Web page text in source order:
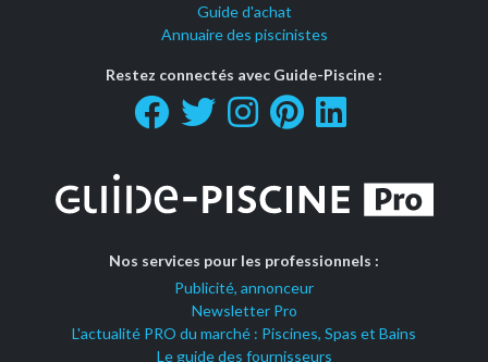
Guide d'achat
Annuaire des piscinistes
Restez connectés avec Guide-Piscine :
Nos services pour les professionnels :
Publicité, annonceur
Newsletter Pro
L'actualité PRO du marché : Piscines, Spas et Bains
Le guide des fournisseurs